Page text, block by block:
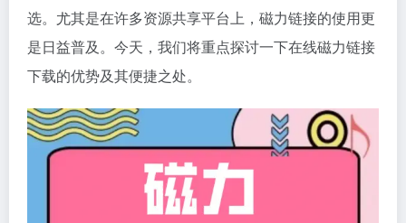
选。尤其是在许多资源共享平台上， 磁力链接的使用更
是日益普及。今天，我们将重点探讨一下在线磁力链接
下载的优势及其便捷之处。